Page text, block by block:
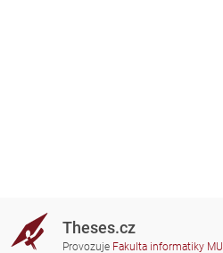
Theses.cz
Provozuje Fakulta informatiky MU